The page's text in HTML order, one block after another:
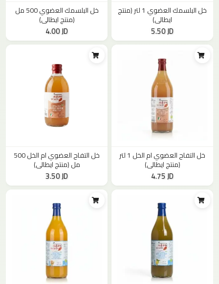
خل البلسمك العضوي 1 لتر (منتج
ايطالي)
5.50 JD
خل البلسمك العضوي 500 مل
(منتج ايطالي)
4.00 JD
خل التفاح العضوي ام الخل 1 لتر
(منتج ايطالي)
4.75 JD
خل التفاح العضوي ام الخل 500
مل (منتج ايطالي)
3.50 JD